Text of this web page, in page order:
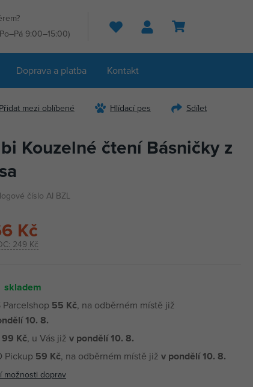
9:00–15:00) Hledat
Doprava a platba Kontakt
Přidat mezi oblíbené Hlídací pes Sdílet
Kouzelné čtení Básničky z
číslo AI BZL
249 Kč
Kč
skladem
Parcelshop 55 Kč, na odběrném místě již
10. 8.
99 Kč, u Vás již v pondělí 10. 8.
Pickup 59 Kč, na odběrném místě již v pondělí 10. 8.
možnosti doprav